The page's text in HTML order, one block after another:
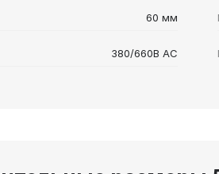
60 мм
380/660В AC